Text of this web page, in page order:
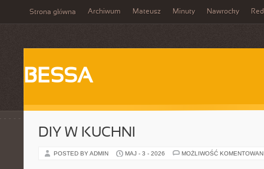
Strona główna Archiwum Mateusz Minuty Nawrocky
BESSA
DIY W KUCHNI
POSTED BY ADMIN MAJ - 3 - 2026 MOŻLIWOŚĆ